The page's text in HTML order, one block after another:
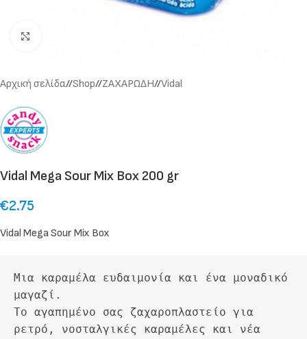
Αρχική σελίδα/ Shop/ ΖΑΧΑΡΩΔΗ/ Vidal
Vidal Mega Sour Mix Box 200 gr
€2.75
Vidal Mega Sour Mix Box
Μια καραμέλα ευδαιμονία και ένα μοναδικό
μαγαζί.
Το αγαπημένο σας ζαχαροπλαστείο για
ρετρό, νοσταλγικές καραμέλες και νέα